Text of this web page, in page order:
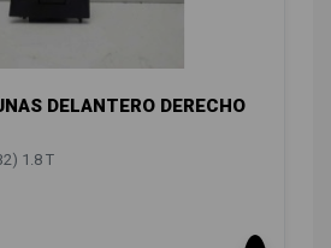
DELANTERO DERECHO
1.8 T